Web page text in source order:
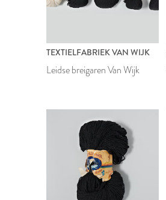
TEXTIELFABRIEK VAN WIJK
Leidse breigaren Van Wijk